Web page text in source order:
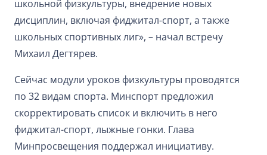
школьной физкультуры, внедрение новых
дисциплин, включая фиджитал-спорт, а также
школьных спортивных лиг», – начал встречу
Михаил Дегтярев.
Сейчас модули уроков физкультуры проводятся
по 32 видам спорта. Минспорт предложил
скорректировать список и включить в него
фиджитал-спорт, лыжные гонки. Глава
Минпросвещения поддержал инициативу.